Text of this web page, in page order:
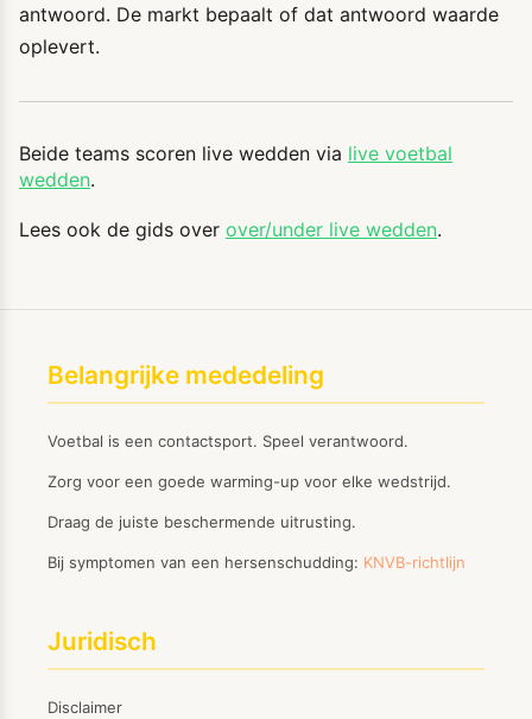
antwoord. De markt bepaalt of dat antwoord waarde
oplevert.
Beide teams scoren live wedden via live voetbal
wedden.
Lees ook de gids over over/under live wedden.
Belangrijke mededeling
Voetbal is een contactsport. Speel verantwoord.
Zorg voor een goede warming-up voor elke wedstrijd.
Draag de juiste beschermende uitrusting.
Bij symptomen van een hersenschudding: KNVB-richtlijn
Juridisch
Disclaimer